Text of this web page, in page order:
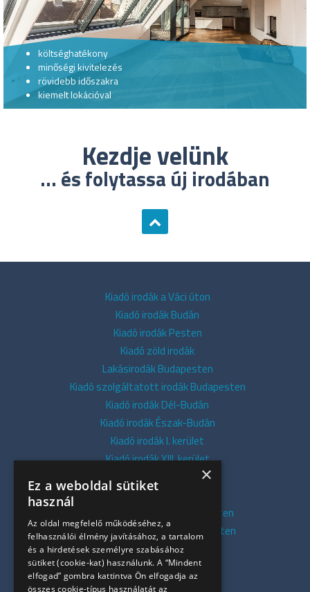
költséghatékony
minőségi kivitelezés
rövidebb időszakra
kiemelt lokációval
Kezdje velünk
... és folytassa új irodában
Kiadó irodák a Váci úton
Kiadó irodák Budán
Kiadó irodák Pesten
Kiadó zöld irodák
Lakásirodák Budapesten
Kiadó szolgáltatott irodák Budapesten
Kiadó irodák Dél-Budán
Kiadó irodák Észak-Budán
Kiadó irodák I. kerület
Kiadó irodák XIII. kerület
Kiadó irodák V. kerület
Kiadó irodák XI. kerület
Kiadó belvárosi irodák Budapesten
Kiadó presztízs irodák Budapesten
Kiadó azonnali irodák
Összes iroda
Szolgáltatásaink
×
Ez a weboldal sütiket
használ
Az oldal megfelelő működéséhez, a
felhasználói élmény javításához, a tartalom
és a hirdetések személyre szabásához
sütiket (cookie-kat) használunk. A “Mindent
elfogad” gombra kattintva Ön elfogadja az
összes cookie-típus használatát az